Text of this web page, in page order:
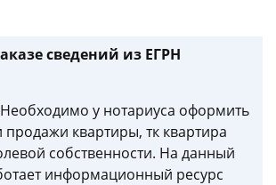
сведений из ЕГРН
у нотариуса оформить
продажи квартиры, тк квартира
собственности. На данный
информационный ресурс